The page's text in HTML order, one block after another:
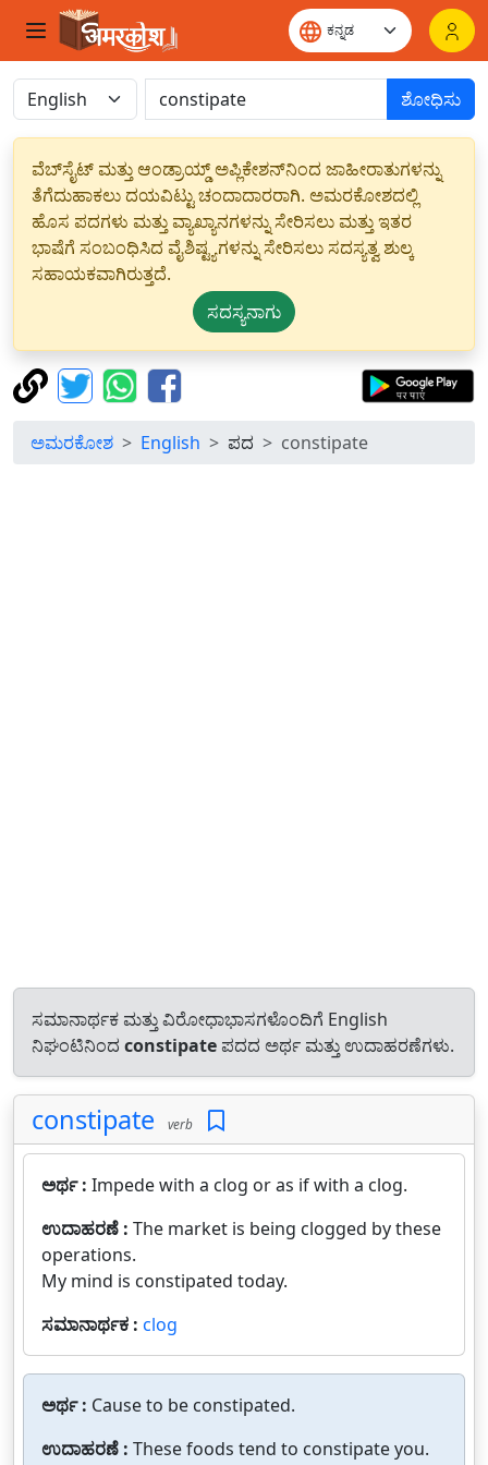
ಶೋಧಿಸು
ವೆಬ್‌ಸೈಟ್ ಮತ್ತು ಆಂಡ್ರಾಯ್ಡ್ ಅಪ್ಲಿಕೇಶನ್‌ನಿಂದ ಜಾಹೀರಾತುಗಳನ್ನು
ತೆಗೆದುಹಾಕಲು ದಯವಿಟ್ಟು ಚಂದಾದಾರರಾಗಿ. ಅಮರಕೋಶದಲ್ಲಿ
ಹೊಸ ಪದಗಳು ಮತ್ತು ವ್ಯಾಖ್ಯಾನಗಳನ್ನು ಸೇರಿಸಲು ಮತ್ತು ಇತರ
ಭಾಷೆಗೆ ಸಂಬಂಧಿಸಿದ ವೈಶಿಷ್ಟ್ಯಗಳನ್ನು ಸೇರಿಸಲು ಸದಸ್ಯತ್ವ ಶುಲ್ಕ
ಸಹಾಯಕವಾಗಿರುತ್ತದೆ.
ಸದಸ್ಯನಾಗು
ಅಮರಕೋಶ English ಪದ constipate
ಸಮಾನಾರ್ಥಕ ಮತ್ತು ವಿರೋಧಾಭಾಸಗಳೊಂದಿಗೆ English
ನಿಘಂಟಿನಿಂದ constipate ಪದದ ಅರ್ಥ ಮತ್ತು ಉದಾಹರಣೆಗಳು.
constipate verb
ಅರ್ಥ : Impede with a clog or as if with a clog.
ಉದಾಹರಣೆ : The market is being clogged by these
operations.
My mind is constipated today.
ಸಮಾನಾರ್ಥಕ : clog
ಅರ್ಥ : Cause to be constipated.
ಉದಾಹರಣೆ : These foods tend to constipate you.